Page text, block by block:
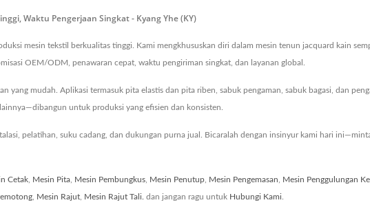
Waktu Pengerjaan Singkat - Kyang Yhe (KY)
mesin tekstil berkualitas tinggi. Kami mengkhususkan diri dalam mesin tenun jacquard kain
OEM/ODM, penawaran cepat, waktu pengiriman singkat, dan layanan global.
yang mudah. Aplikasi termasuk pita elastis dan pita riben, sabuk pengaman, sabuk bagasi, dan
untuk produksi yang efisien dan konsisten.
pelatihan, suku cadang, dan dukungan purna jual. Bicaralah dengan insinyur kami hari
Cetak Mesin Pita Mesin Pembungkus Mesin Penutup Mesin Pengemasan Mesin Penggulungan
Mesin Rajut Mesin Rajut Tali. dan jangan ragu untuk Hubungi Kami